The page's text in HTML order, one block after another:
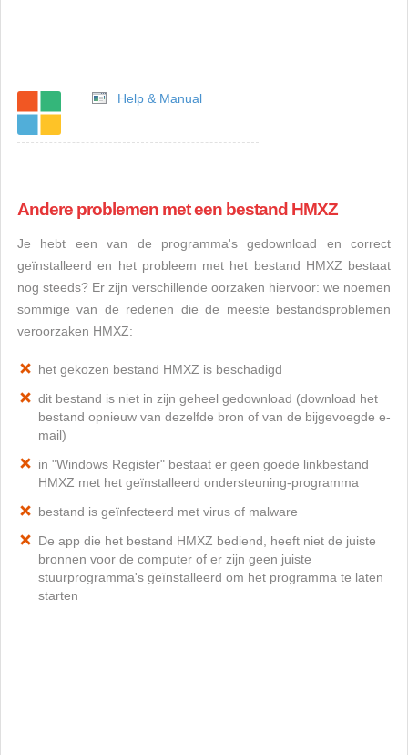
Help & Manual
Andere problemen met een bestand HMXZ
Je hebt een van de programma's gedownload en correct
geïnstalleerd en het probleem met het bestand HMXZ bestaat
nog steeds? Er zijn verschillende oorzaken hiervoor: we noemen
sommige van de redenen die de meeste bestandsproblemen
veroorzaken HMXZ:
het gekozen bestand HMXZ is beschadigd
dit bestand is niet in zijn geheel gedownload (download het
bestand opnieuw van dezelfde bron of van de bijgevoegde e-
mail)
in "Windows Register" bestaat er geen goede linkbestand
HMXZ met het geïnstalleerd ondersteuning-programma
bestand is geïnfecteerd met virus of malware
De app die het bestand HMXZ bediend, heeft niet de juiste
bronnen voor de computer of er zijn geen juiste
stuurprogramma's geïnstalleerd om het programma te laten
starten